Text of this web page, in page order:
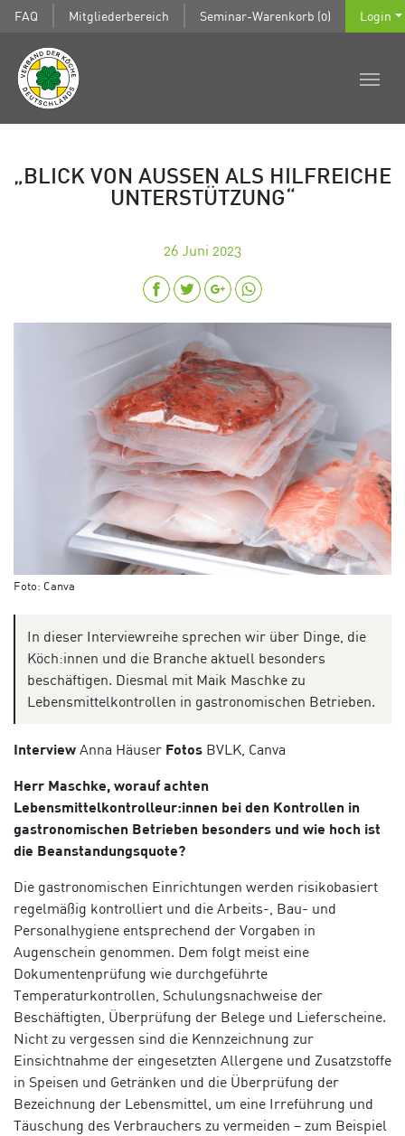
FAQ Mitgliederbereich Seminar-Warenkorb (0) Login
„BLICK VON AUSSEN ALS HILFREICHE U
NTERSTÜTZUNG“
26 Juni 2023
Foto: Canva
In dieser Interviewreihe sprechen wir über Dinge, die
Köch:innen und die Branche aktuell besonders
beschäftigen. Diesmal mit Maik Maschke zu
Lebensmittelkontrollen in gastronomischen Betrieben.
Interview Anna Häuser Fotos BVLK, Canva
Herr Maschke, worauf achten
Lebensmittelkontrolleur:innen bei den Kontrollen in
gastronomischen Betrieben besonders und wie hoch ist
die Beanstandungsquote?
Die gastronomischen Einrichtungen werden risikobasiert
regelmäßig kontrolliert und die Arbeits-, Bau- und
Personalhygiene entsprechend der Vorgaben in
Augenschein genommen. Dem folgt meist eine
Dokumentenprüfung wie durchgeführte
Temperaturkontrollen, Schulungsnachweise der
Beschäftigten, Überprüfung der Belege und Lieferscheine.
Nicht zu vergessen sind die Kennzeichnung zur
Einsichtnahme der eingesetzten Allergene und Zusatzstoffe
in Speisen und Getränken und die Überprüfung der
Bezeichnung der Lebensmittel, um eine Irreführung und
Täuschung des Verbrauchers zu vermeiden – zum Beispiel